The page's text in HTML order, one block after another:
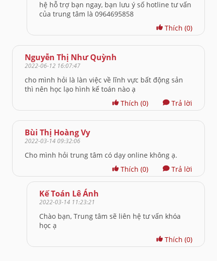
hệ hỗ trợ bạn ngay, bạn lưu ý số hotline tư vấn
của trung tâm là 0964695858
Thích (0)
Nguyễn Thị Như Quỳnh
2022-06-12 16:07:47
cho mình hỏi là làn việc về lĩnh vực bất động sản
thì nên học lạo hình kế toán nào ạ
Thích (0) Trả lời
Bùi Thị Hoàng Vy
2022-03-14 09:32:06
Cho mình hỏi trung tâm có dạy online không ạ.
Thích (0) Trả lời
Kế Toán Lê Ánh
2022-03-14 11:23:21
Chào bạn, Trung tâm sẽ liên hệ tư vấn khóa
học ạ
Thích (0)